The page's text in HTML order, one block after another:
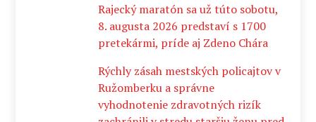
Rajecký maratón sa už túto sobotu,
8. augusta 2026 predstaví s 1700
pretekármi, príde aj Zdeno Chára
Rýchly zásah mestských policajtov v
Ružomberku a správne
vyhodnotenie zdravotných rizík